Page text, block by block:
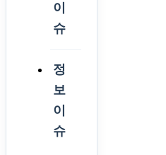
이
슈
정
보
이
슈